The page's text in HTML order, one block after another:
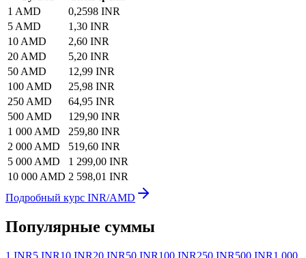
1 AMD
0,2598 INR
5 AMD
1,30 INR
10 AMD
2,60 INR
20 AMD
5,20 INR
50 AMD
12,99 INR
100 AMD
25,98 INR
250 AMD
64,95 INR
500 AMD
129,90 INR
1 000 AMD
259,80 INR
2 000 AMD
519,60 INR
5 000 AMD
1 299,00 INR
10 000 AMD 2 598,01 INR
Подробный курс INR/AMD
Популярные суммы
1 INR5 INR10 INR20 INR50 INR100 INR250 INR500 INR1 000